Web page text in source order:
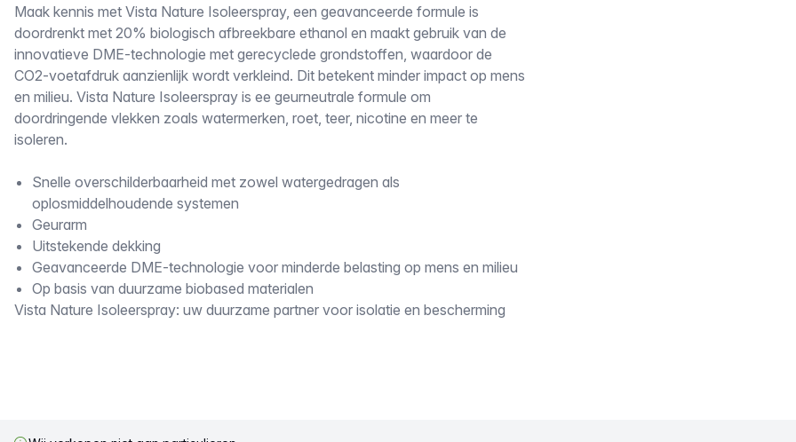
Omschrijving
Maak kennis met Vista Nature Isoleerspray, een geavanceerde formule is
doordrenkt met 20% biologisch afbreekbare ethanol en maakt gebruik van de
innovatieve DME-technologie met gerecyclede grondstoffen, waardoor de
CO2-voetafdruk aanzienlijk wordt verkleind. Dit betekent minder impact op mens
en milieu. Vista Nature Isoleerspray is ee geurneutrale formule om
doordringende vlekken zoals watermerken, roet, teer, nicotine en meer te
isoleren.
Snelle overschilderbaarheid met zowel watergedragen als
oplosmiddelhoudende systemen
Geurarm
Uitstekende dekking
Geavanceerde DME-technologie voor minderde belasting op mens en milieu
Op basis van duurzame biobased materialen
Vista Nature Isoleerspray: uw duurzame partner voor isolatie en bescherming